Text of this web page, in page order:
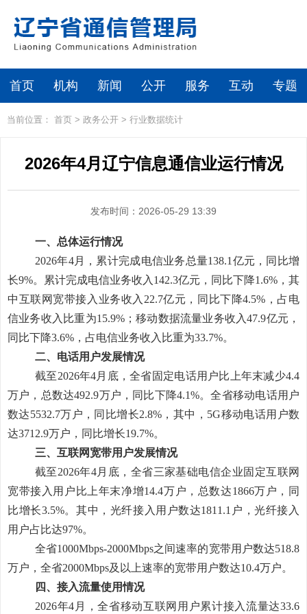
首页 机构 新闻 公开 服务 互动 专题
当前位置： 首页 > 政务公开 > 行业数据统计
2026年4月辽宁信息通信业运行情况
发布时间：2026-05-29 13:39
一、总体运行情况
2026年4月，累计完成电信业务总量138.1亿元，同比增
长9%。累计完成电信业务收入142.3亿元，同比下降1.6%，其
中互联网宽带接入业务收入22.7亿元，同比下降4.5%，占电
信业务收入比重为15.9%； 移动数据流量业务收入47.9亿元，
同比下降3.6%，占电信业务收入比重为33.7%。
二、电话用户发展情况
截至2026年4月底，全省固定电话用户比上年末减少4.4
万户，总数达492.9万户，同比下降4.1%。全省移动电话用户
数达5532.7万户，同比增长2.8%，其中，5G移动电话用户数
达3712.9万户，同比增长19.7%。
三、互联网宽带用户发展情况
截至2026年4月底，全省三家基础电信企业固定互联网
宽带接入用户比上年末净增14.4万户，总数达1866万户，同
比增长3.5%。其中，光纤接入用户数达1811.1户，光纤接入
用户占比达97%。
全省1000Mbps-2000Mbps之间速率的宽带用户数达518.8
万户，全省2000Mbps及以上速率的宽带用户数达10.4万户。
四、接入流量使用情况
2026年4月，全省移动互联网用户累计接入流量达33.6